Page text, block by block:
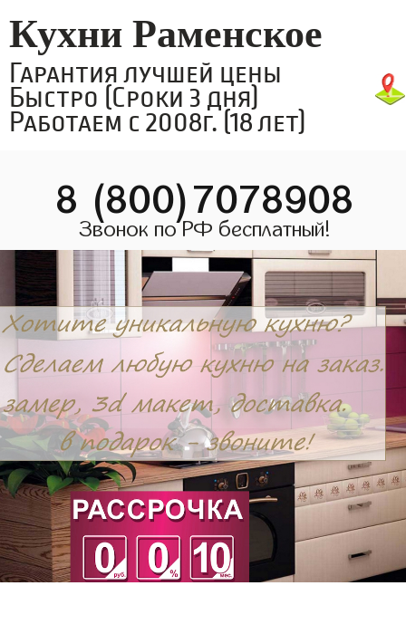
Кухни Раменское
Гарантия лучшей цены
Быстро (Сроки 3 дня)
Работаем с 2008г. (18 лет)
8 (800)7078908
Звонок по РФ бесплатный!